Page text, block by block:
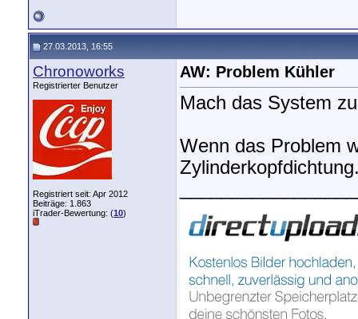
27.03.2013, 16:55
Chronoworks
Registrierter Benutzer
Registriert seit: Apr 2012
Beiträge: 1.863
iTrader-Bewertung: (10)
AW: Problem Kühler
Mach das System
Wenn das Problem